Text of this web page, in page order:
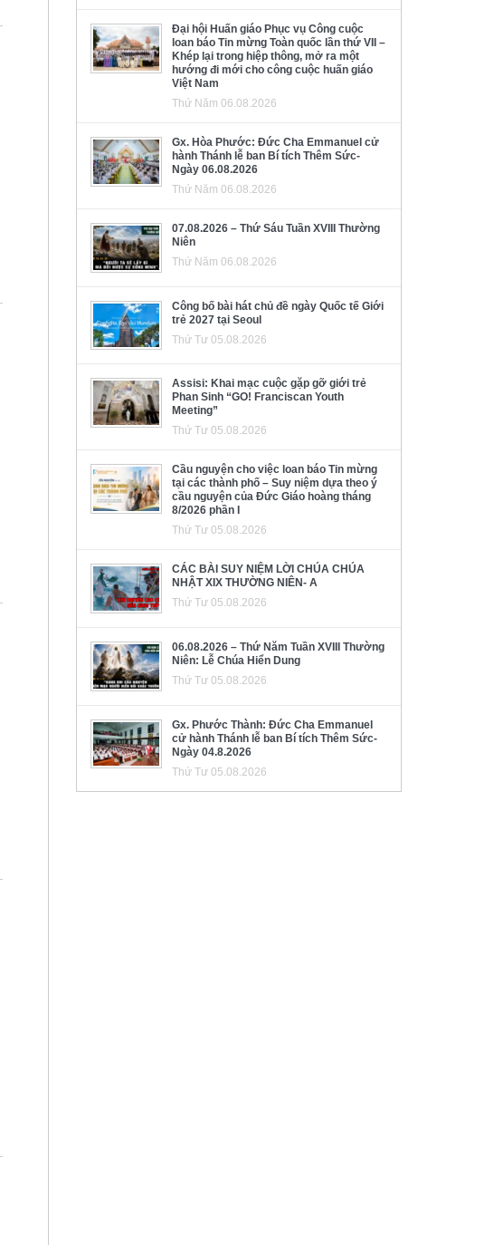
Đại hội Huấn giáo Phục vụ Công cuộc
loan báo Tin mừng Toàn quốc lần thứ VII –
Khép lại trong hiệp thông, mở ra một
hướng đi mới cho công cuộc huấn giáo
Việt Nam
Thứ Năm 06.08.2026
Gx. Hòa Phước: Đức Cha Emmanuel cử
hành Thánh lễ ban Bí tích Thêm Sức-
Ngày 06.08.2026
Thứ Năm 06.08.2026
07.08.2026 – Thứ Sáu Tuần XVIII Thường
Niên
Thứ Năm 06.08.2026
Công bố bài hát chủ đề ngày Quốc tế Giới
trẻ 2027 tại Seoul
Thứ Tư 05.08.2026
Assisi: Khai mạc cuộc gặp gỡ giới trẻ
Phan Sinh “GO! Franciscan Youth
Meeting”
Thứ Tư 05.08.2026
Cầu nguyện cho việc loan báo Tin mừng
tại các thành phố – Suy niệm dựa theo ý
cầu nguyện của Đức Giáo hoàng tháng
8/2026 phần I
Thứ Tư 05.08.2026
CÁC BÀI SUY NIỆM LỜI CHÚA CHÚA
NHẬT XIX THƯỜNG NIÊN- A
Thứ Tư 05.08.2026
06.08.2026 – Thứ Năm Tuần XVIII Thường
Niên: Lễ Chúa Hiển Dung
Thứ Tư 05.08.2026
Gx. Phước Thành: Đức Cha Emmanuel
cử hành Thánh lễ ban Bí tích Thêm Sức-
Ngày 04.8.2026
Thứ Tư 05.08.2026